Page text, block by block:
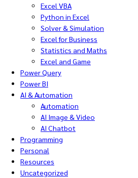
Excel VBA
Python in Excel
Solver & Simulation
Excel for Business
Statistics and Maths
Excel and Game
Power Query
Power BI
AI & Automation
Automation
AI Image & Video
AI Chatbot
Programming
Personal
Resources
Uncategorized